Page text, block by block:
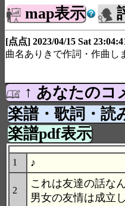
map表示
[点点] 2023/04/15 Sat
曲名ありきで作詞・作曲し
↑ あなたのコ
楽譜・歌詞・読
楽譜pdf表示
1 ♪
2
これは友達の話な
男女の友情は成立